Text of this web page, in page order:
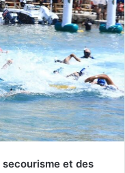
secourisme et des